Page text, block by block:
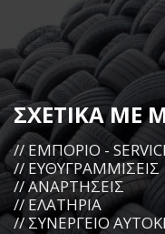
ΣΧΕΤΙΚΑ ΜΕ
// ΕΜΠΟΡΙΟ -
// ΕΥΘΥΓΡΑΜΜΙΣΕΙΣ
// ΑΝΑΡΤΗΣΕΙΣ
// ΕΛΑΤΗΡΙΑ
// ΣΥΝΕΡΓΕΙΟ